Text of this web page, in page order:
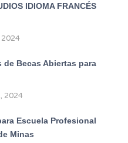
IDIOMA FRANCÉS
2024
de Becas Abiertas para
2024
Escuela Profesional
Minas